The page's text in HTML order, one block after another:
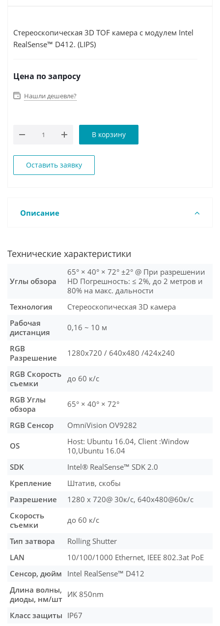
Стереоскопическая 3D TOF камера с модулем Intel
RealSense™ D412. (LIPS)
Цена по запросу
Нашли дешевле?
В корзину
Оставить заявку
Описание
Технические характеристики
Углы обзора
65° × 40° × 72° ±2° @ При разрешении
HD Погрешность: ≤ 2%, до 2 метров и
80% на макс. дальности
Технология
Стереоскопическая 3D камера
Рабочая
дистанция
0,16 ~ 10 м
RGB
Разрешение
1280x720 / 640x480 /424x240
RGB Скорость
съемки
до 60 к/с
RGB Углы
обзора
65° × 40° × 72°
RGB Сенсор OmniVision OV9282
OS
Host: Ubuntu 16.04, Client :Window
10,Ubuntu 16.04
SDK
Intel® RealSense™ SDK 2.0
Крепление
Штатив, скобы
Разрешение
1280 x 720@ 30к/c, 640x480@60к/с
Скорость
съемки
до 60 к/с
Тип затвора
Rolling Shutter
LAN
10/100/1000 Ethernet, IEEE 802.3at PoE
Сенсор, дюйм
Intel RealSense™ D412
Длина волны,
диоды, нм/шт ИК 850nm
Класс защиты IP67